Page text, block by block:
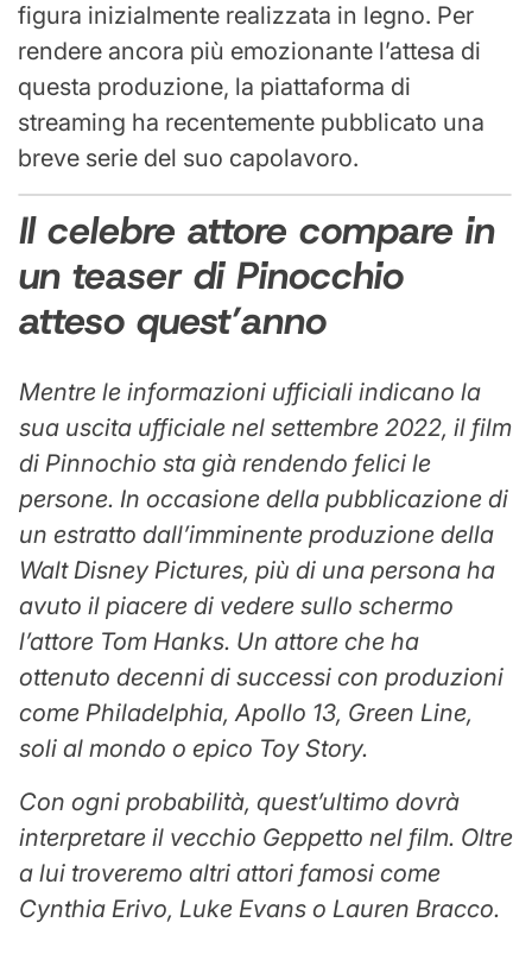
figura inizialmente realizzata in legno. Per
rendere ancora più emozionante l’attesa di
questa produzione, la piattaforma di
streaming ha recentemente pubblicato una
breve serie del suo capolavoro.
Il celebre attore compare in
un teaser di Pinocchio
atteso quest’anno
Mentre le informazioni ufficiali indicano la
sua uscita ufficiale nel settembre 2022, il film
di Pinnochio sta già rendendo felici le
persone. In occasione della pubblicazione di
un estratto dall’imminente produzione della
Walt Disney Pictures, più di una persona ha
avuto il piacere di vedere sullo schermo
l’attore Tom Hanks. Un attore che ha
ottenuto decenni di successi con produzioni
come Philadelphia, Apollo 13, Green Line,
soli al mondo o epico Toy Story.
Con ogni probabilità, quest’ultimo dovrà
interpretare il vecchio Geppetto nel film. Oltre
a lui troveremo altri attori famosi come
Cynthia Erivo, Luke Evans o Lauren Bracco.